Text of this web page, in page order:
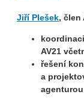
Jiří Plešek, člen
AV21
řešení
a
agenturou